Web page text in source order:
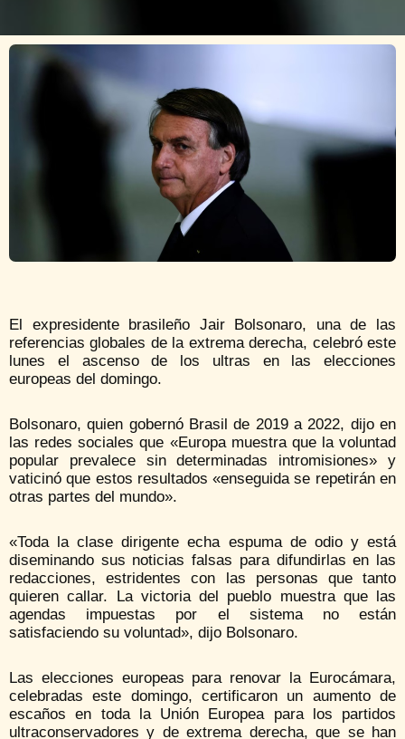
El expresidente brasileño Jair Bolsonaro, una de las
referencias globales de la extrema derecha, celebró este
lunes el ascenso de los ultras en las elecciones
europeas del domingo.
Bolsonaro, quien gobernó Brasil de 2019 a 2022, dijo en
las redes sociales que «Europa muestra que la voluntad
popular prevalece sin determinadas intromisiones» y
vaticinó que estos resultados «enseguida se repetirán en
otras partes del mundo».
«Toda la clase dirigente echa espuma de odio y está
diseminando sus noticias falsas para difundirlas en las
redacciones, estridentes con las personas que tanto
quieren callar. La victoria del pueblo muestra que las
agendas impuestas por el sistema no están
satisfaciendo su voluntad», dijo Bolsonaro.
Las elecciones europeas para renovar la Eurocámara,
celebradas este domingo, certificaron un aumento de
escaños en toda la Unión Europea para los partidos
ultraconservadores y de extrema derecha, que se han